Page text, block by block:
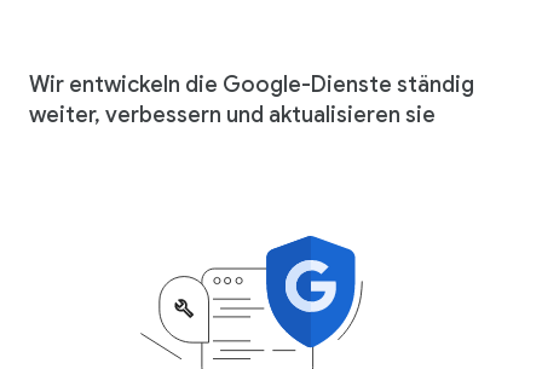
Wir entwickeln die Google-Dienste ständig
weiter, verbessern und aktualisieren sie